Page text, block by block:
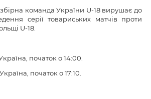
команда України U-18 вирушає до
серії товариських матчів проти
U-18.
початок о 14:00.
початок о 17:10.